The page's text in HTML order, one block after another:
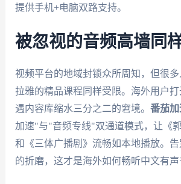
提供手机+电脑双路支持。
被忽视的音频高墙同
视频平台的地域封锁众所周知，但很
拉雅的精品课程同样受限。海外用户
遇内容库缩水三分之二的窘境。 番茄加
加速"与"音频专线"双通道模式，让《
和《三体广播剧》流畅如本地播放。
的折磨，这才是海外如何畅听中文有声